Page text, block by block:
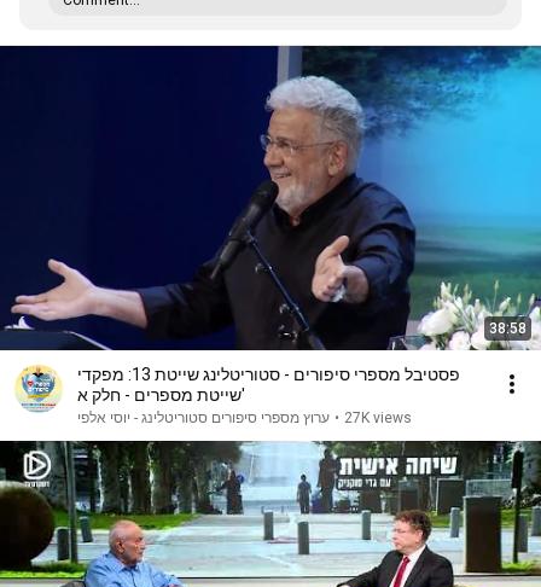
38:58
פסטיבל מספרי סיפורים - סטוריטלינג שייטת 13: מפקדי
שייטת מספרים - חלק א'
ערוץ מספרי סיפורים סטוריטלינג - יוסי אלפי • 27K views